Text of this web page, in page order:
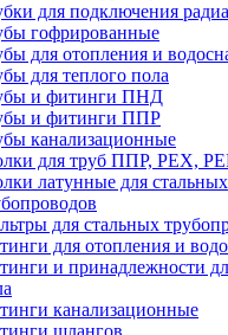
для подключения
гофрированные
для отопления и
для теплого пола
и фитинги ПНД
и фитинги ППР
канализационные
для труб ППР, PEX,
латунные для стальных
для стальных
для отопления и
и принадлежности
канализационные
шлангов